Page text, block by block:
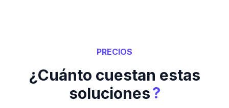
PRECIOS
¿Cuánto cuestan estas
soluciones?